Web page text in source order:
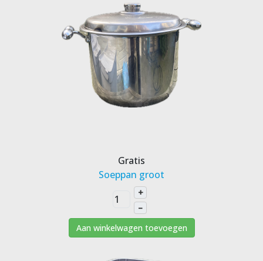
Gratis
Soeppan groot
+
–
Aan winkelwagen toevoegen